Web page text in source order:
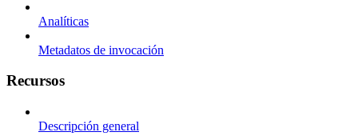
Analíticas
Metadatos de invocación
Recursos
Descripción general